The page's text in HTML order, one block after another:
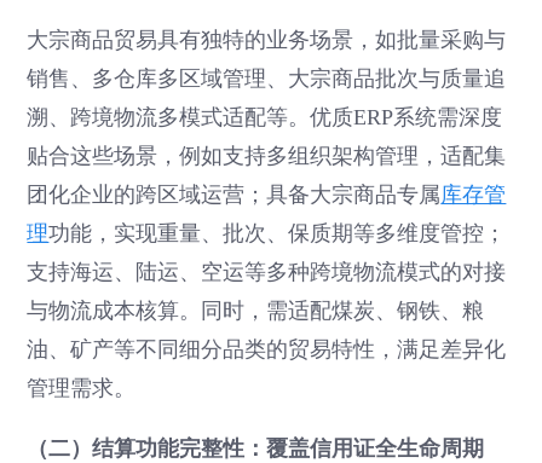
大宗商品贸易具有独特的业务场景，如批量采购与
销售、多仓库多区域管理、大宗商品批次与质量追
溯、跨境物流多模式适配等。优质ERP系统需深度
贴合这些场景，例如支持多组织架构管理，适配集
团化企业的跨区域运营；具备大宗商品专属库存管
理功能，实现重量、批次、保质期等多维度管控；
支持海运、陆运、空运等多种跨境物流模式的对接
与物流成本核算。同时，需适配煤炭、钢铁、粮
油、矿产等不同细分品类的贸易特性，满足差异化
管理需求。
（二）结算功能完整性：覆盖信用证全生命周期